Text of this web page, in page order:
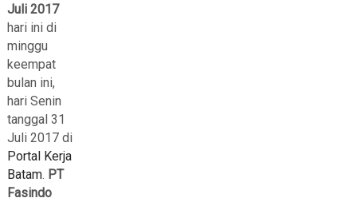
Juli 2017
hari ini di
minggu
keempat
bulan ini,
hari Senin
tanggal 31
Juli 2017 di
Portal Kerja
Batam. PT
Fasindo